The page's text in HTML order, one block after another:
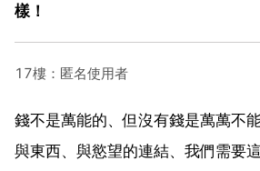
樣！
17樓：匿名使用者
錢不是萬能的、但沒有錢是萬萬不
與東西、與慾望的連結、我們需要